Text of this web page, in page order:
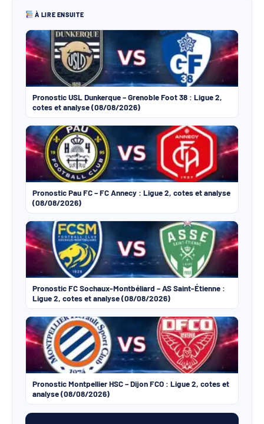
À LIRE ENSUITE
Pronostic USL Dunkerque – Grenoble Foot 38 : Ligue 2,
cotes et analyse (08/08/2026)
Pronostic Pau FC – FC Annecy : Ligue 2, cotes et analyse
(08/08/2026)
Pronostic FC Sochaux-Montbéliard – AS Saint-Étienne :
Ligue 2, cotes et analyse (08/08/2026)
Pronostic Montpellier HSC – Dijon FCO : Ligue 2, cotes et
analyse (08/08/2026)